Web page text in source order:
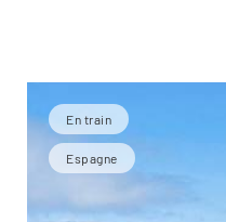
En train
Espagne